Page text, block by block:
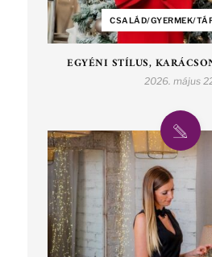
CSALÁD/GYERMEK/
EGYÉNI STÍLUS,
2026. május